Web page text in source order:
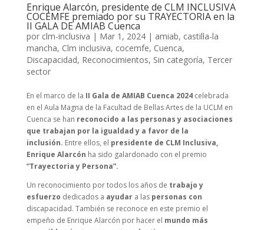
Enrique Alarcón, presidente de CLM INCLUSIVA
COCEMFE premiado por su TRAYECTORIA en la
II GALA DE AMIAB Cuenca
por clm-inclusiva | Mar 1, 2024| amiab, castilla-la
mancha, Clm inclusiva, cocemfe, Cuenca,
Discapacidad, Reconocimientos, Sin categoría, Tercer
sector
En el marco de la II Gala de AMIAB Cuenca 2024celebrada
en el Aula Magna de la Facultad de Bellas Artes de la UCLM en
Cuenca se han reconocido a las personas y asociaciones
que trabajan por la igualdad y a favor de la
inclusión. Entre ellos, el presidente de CLM Inclusiva,
Enrique Alarcón ha sido galardonado con el premio
“Trayectoria y Persona”.
Un reconocimiento por todos los años de trabajo y
esfuerzo dedicados a ayudara las personas con
discapacidad. También se reconoce en este premio el
empeño de Enrique Alarcón por hacer el mundo más